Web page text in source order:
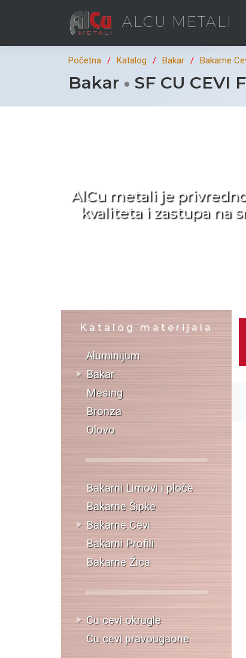
ALCU METALI
Početna Katalog Bakar Bakarne
Bakar SF CU CEVI
AlCu metali je
kvaliteta i zastupa na
Katalog materijala
Aluminijum
Bakar
Mesing
Bronza
Olovo
Bakarni Limovi i ploče
Bakarne Šipke
Bakarne Cevi
Bakarni Profili
Bakarne Žica
Cu cevi okrugle
Cu cevi pravougaone